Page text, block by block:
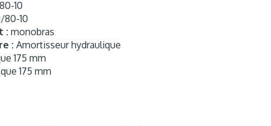
10
80-10
: monobras
: Amortisseur hydraulique
175 mm
175 mm